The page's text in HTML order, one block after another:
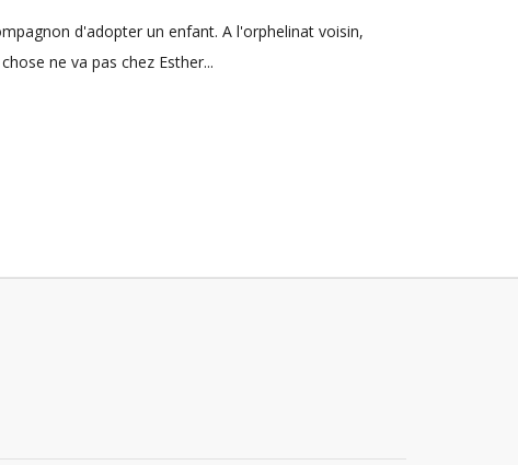
d'adopter un enfant. A l'orphelinat voisin,
ne va pas chez Esther...